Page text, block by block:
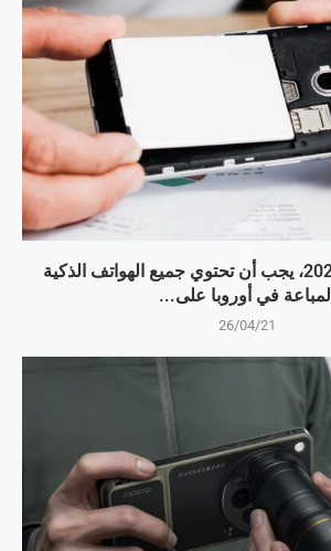
اعتبارًا من عام 2027، يجب أن تحتوي جميع الهواتف الذكية
المباعة في أوروبا على...
26/04/21